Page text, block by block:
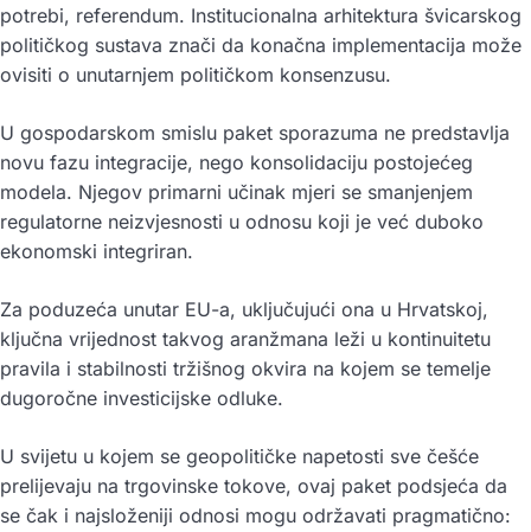
potrebi, referendum. Institucionalna arhitektura švicarskog
političkog sustava znači da konačna implementacija može
ovisiti o unutarnjem političkom konsenzusu.
U gospodarskom smislu paket sporazuma ne predstavlja
novu fazu integracije, nego konsolidaciju postojećeg
modela. Njegov primarni učinak mjeri se smanjenjem
regulatorne neizvjesnosti u odnosu koji je već duboko
ekonomski integriran.
Za poduzeća unutar EU-a, uključujući ona u Hrvatskoj,
ključna vrijednost takvog aranžmana leži u kontinuitetu
pravila i stabilnosti tržišnog okvira na kojem se temelje
dugoročne investicijske odluke.
U svijetu u kojem se geopolitičke napetosti sve češće
prelijevaju na trgovinske tokove, ovaj paket podsjeća da
se čak i najsloženiji odnosi mogu održavati pragmatično: